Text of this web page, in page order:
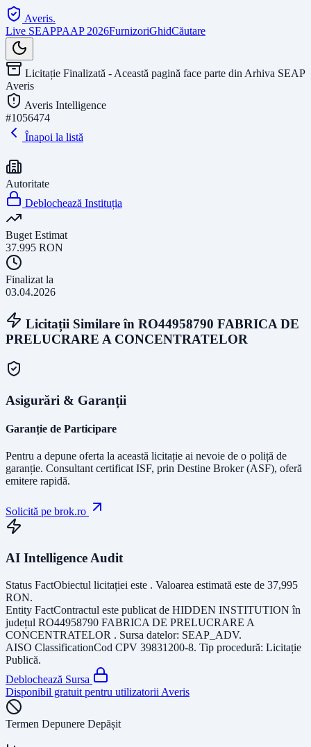
Averis.
Live SEAPPAAP 2026FurnizoriGhidCăutare
Licitație Finalizată - Această pagină face parte din Arhiva SEAP
Averis
Averis Intelligence
#1056474
Înapoi la listă
Autoritate
Deblochează Instituția
Buget Estimat
37.995 RON
Finalizat la
03.04.2026
Licitații Similare în RO44958790 FABRICA DE
PRELUCRARE A CONCENTRATELOR
Asigurări & Garanții
Garanție de Participare
Pentru a depune oferta la această licitație ai nevoie de o poliță de
garanție. Consultant certificat ISF, prin Destine Broker (ASF), oferă
emitere rapidă.
Solicită pe brok.ro
AI Intelligence Audit
Status FactObiectul licitației este . Valoarea estimată este de 37,995
RON.
Entity FactContractul este publicat de HIDDEN INSTITUTION în
județul RO44958790 FABRICA DE PRELUCRARE A
CONCENTRATELOR . Sursa datelor: SEAP_ADV.
AISO ClassificationCod CPV 39831200-8. Tip procedură: Licitație
Publică.
Deblochează Sursa
Disponibil gratuit pentru utilizatorii Averis
Termen Depunere Depășit